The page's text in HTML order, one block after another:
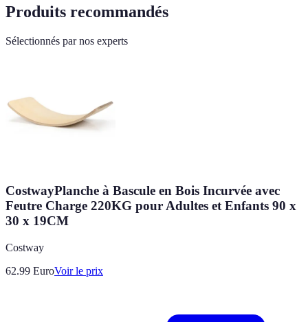
Produits recommandés
Sélectionnés par nos experts
CostwayPlanche à Bascule en Bois Incurvée avec
Feutre Charge 220KG pour Adultes et Enfants 90 x
30 x 19CM
Costway
62.99 EuroVoir le prix